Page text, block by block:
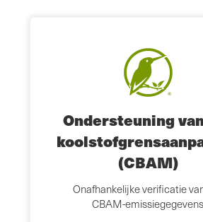
Ondersteuning
(CBAM)
Onafhankelijke verificatie
CBAM-emissiegegevens